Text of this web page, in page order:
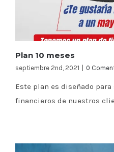
Plan 10 meses
septiembre 2nd, 2021 0
Este plan es diseñado
financieros de nuestros